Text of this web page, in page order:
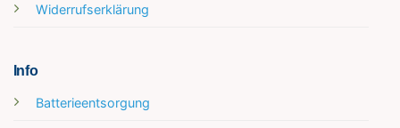
Widerrufserklärung
Info
Batterieentsorgung